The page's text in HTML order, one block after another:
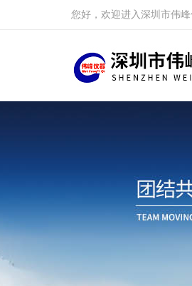
您好，欢迎进入深圳市伟